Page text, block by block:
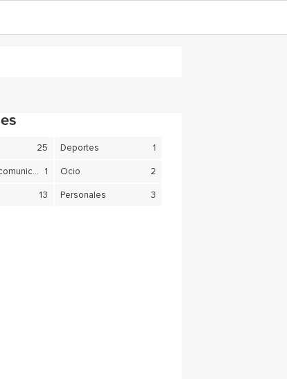
25 Deportes 1
Medios de comunicación 1 Ocio 2
13 Personales 3